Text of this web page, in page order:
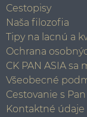
Cestopisy
Naša filozofia
Tipy na lacnú a
Ochrana
CK PAN ASIA sa
Všeobecné
Cestovanie s Pan
Kontaktné údaje